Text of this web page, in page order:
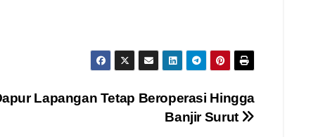
Lapangan Tetap Beroperasi Hingga
Banjir Surut